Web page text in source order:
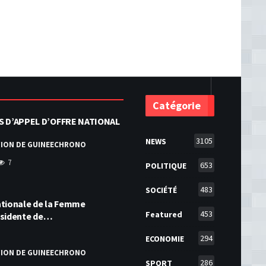
D’APPEL D’OFFRE NATIONAL
DE GUINEECHRONO
7
de la Femme
de…
DE GUINEECHRONO
Catégorie
NEWS 3105
POLITIQUE 653
SOCIÉTÉ 483
Featured 453
ECONOMIE 294
SPORT 286